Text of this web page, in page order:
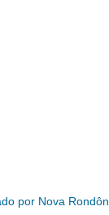
por Nova